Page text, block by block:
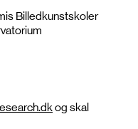
Billedkunstskoler
og skal